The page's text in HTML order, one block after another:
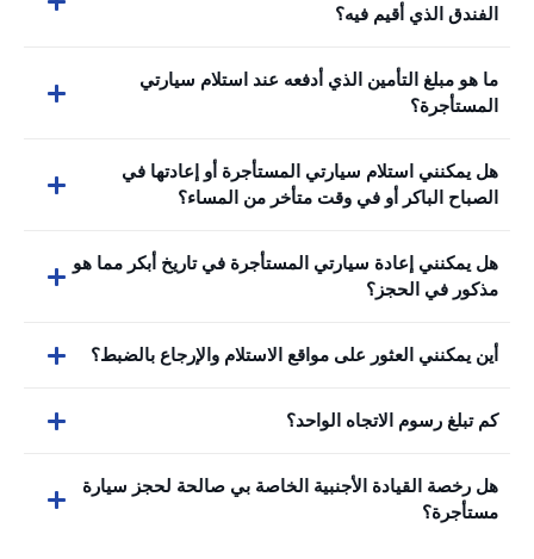
الفندق الذي أقيم فيه؟
ما هو مبلغ التأمين الذي أدفعه عند استلام سيارتي
المستأجرة؟
هل يمكنني استلام سيارتي المستأجرة أو إعادتها في
الصباح الباكر أو في وقت متأخر من المساء؟
هل يمكنني إعادة سيارتي المستأجرة في تاريخ أبكر مما هو
مذكور في الحجز؟
أين يمكنني العثور على مواقع الاستلام والإرجاع بالضبط؟
كم تبلغ رسوم الاتجاه الواحد؟
هل رخصة القيادة الأجنبية الخاصة بي صالحة لحجز سيارة
مستأجرة؟